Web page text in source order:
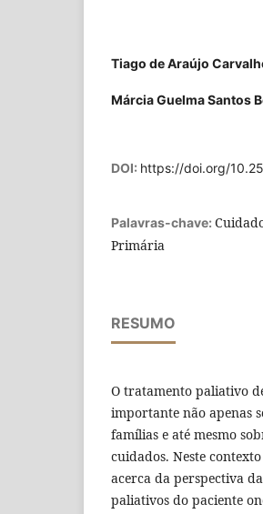
Tiago de Araújo
Márcia Guelma Santos
DOI: https://doi.org/
Palavras-chave:
Primária
RESUMO
O tratamento paliativo
importante não apenas
famílias e até mesmo
cuidados. Neste
acerca da perspectiva
paliativos do paciente